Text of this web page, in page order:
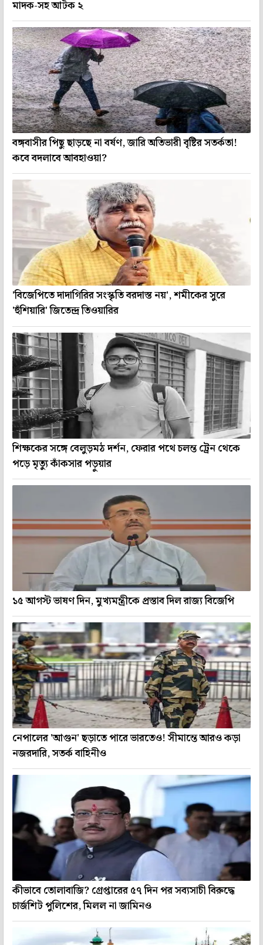
মাদক-সহ আটক ২
বঙ্গবাসীর পিছু ছাড়ছে না বর্ষণ, জারি অতিভারী বৃষ্টির সতর্কতা!
কবে বদলাবে আবহাওয়া?
'বিজেপিতে দাদাগিরির সংস্কৃতি বরদাস্ত নয়', শমীকের সুরে
'হুঁশিয়ারি' জিতেন্দ্র তিওয়ারির
শিক্ষকের সঙ্গে বেলুড়মঠ দর্শন, ফেরার পথে চলন্ত ট্রেন থেকে
পড়ে মৃত্যু কাঁকসার পড়ুয়ার
১৫ আগস্ট ভাষণ দিন, মুখ্যমন্ত্রীকে প্রস্তাব দিল রাজ্য বিজেপি
নেপালের 'আগুন' ছড়াতে পারে ভারতেও! সীমান্তে আরও কড়া
নজরদারি, সতর্ক বাহিনীও
কীভাবে তোলাবাজি? গ্রেপ্তারের ৫৭ দিন পর সব্যসাচী বিরুদ্ধে
চার্জশিট পুলিশের, মিলল না জামিনও